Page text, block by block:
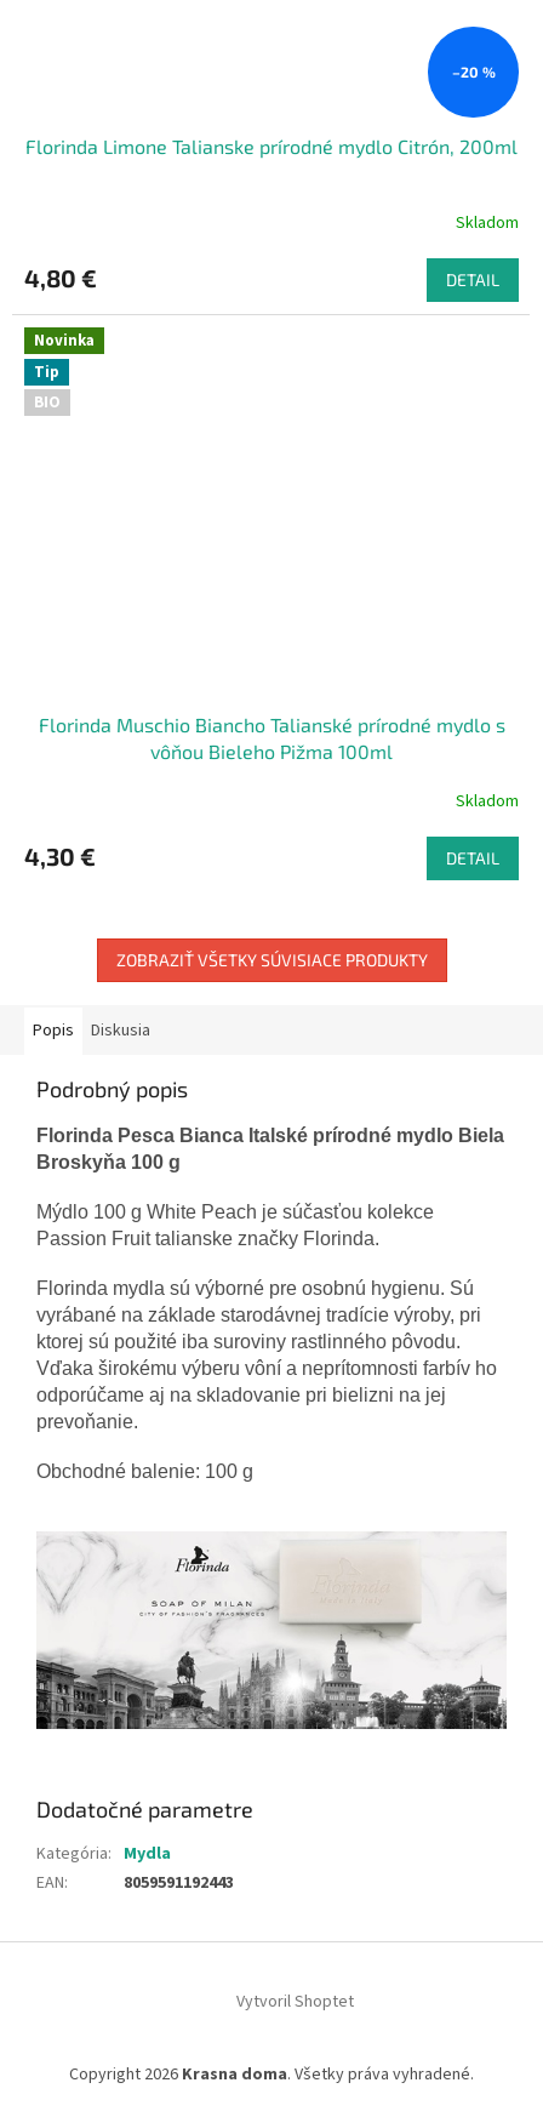
–20 %
Florinda Limone Talianske prírodné mydlo Citrón, 200ml
Skladom
4,80 € DETAIL
Novinka
Tip
BIO
Florinda Muschio Biancho Talianské prírodné mydlo s
vôňou Bieleho Pižma 100ml
Skladom
4,30 € DETAIL
ZOBRAZIŤ VŠETKY SÚVISIACE PRODUKTY
Popis Diskusia
Podrobný popis
Florinda Pesca Bianca Italské prírodné mydlo Biela
Broskyňa 100 g
Mýdlo 100 g White Peach je súčasťou kolekce
Passion Fruit talianske značky Florinda.
Florinda mydla sú výborné pre osobnú hygienu. Sú
vyrábané na základe starodávnej tradície výroby, pri
ktorej sú použité iba suroviny rastlinného pôvodu.
Vďaka širokému výberu vôní a neprítomnosti farbív ho
odporúčame aj na skladovanie pri bielizni na jej
prevoňanie.
Obchodné balenie: 100 g
Dodatočné parametre
Kategória: Mydla
EAN: 8059591192443
Vytvoril Shoptet
Copyright 2026 Krasna doma. Všetky práva vyhradené.